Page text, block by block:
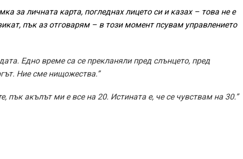
за личната карта, погледнах лицето си и казах – това не е
пък аз отговарям – в този момент псувам управлението
Едно време са се прекланяли пред слънцето, пред
Ние сме нищожества.”
пък акълът ми е все на 20. Истината е, че се чувствам на 30.”